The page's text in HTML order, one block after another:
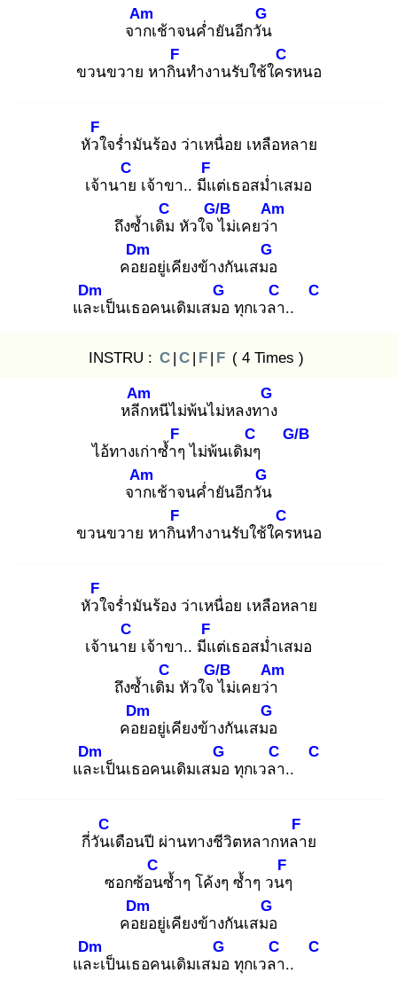
จาก
Am
เช้าจนค่ำยันอีกวัน
G
ขวนขวาย หากิน
F
ทำงานรับใช้ใคร
C
หนอ
หัวใ
F
จร่ำมันร้อง ว่าเหนื่อย เหลือหลาย
เจ้านาย
C
เจ้าขา.. มีแ
F
ต่เธอสม่ำเสมอ
ถึงซ้ำเดิม
C
หัวใจ ไ
G/B
ม่เคยว่า
Am
คอย
Dm
อยู่เคียงข้างกันเสมอ
G
และ
Dm
เป็นเธอคนเดิมเสมอ
G
ทุกเวลา
C
..
C
INSTRU : C | C | F | F ( 4 Times )
หลีก
Am
หนีไม่พ้นไม่หลงทาง
G
ไอ้ทางเก่าซ้ำๆ
F
ไม่พ้นเดิมๆ
C G/B
จาก
Am
เช้าจนค่ำยันอีกวัน
G
ขวนขวาย หากิน
F
ทำงานรับใช้ใคร
C
หนอ
หัวใ
F
จร่ำมันร้อง ว่าเหนื่อย เหลือหลาย
เจ้านาย
C
เจ้าขา.. มีแ
F
ต่เธอสม่ำเสมอ
ถึงซ้ำเดิม
C
หัวใจ ไ
G/B
ม่เคยว่า
Am
คอย
Dm
อยู่เคียงข้างกันเสมอ
G
และ
Dm
เป็นเธอคนเดิมเสมอ
G
ทุกเวลา
C
..
C
กี่วันเ
C
ดือนปี ผ่านทางชีวิตหลากหลา
F
ย
ซอกซ้อน
C
ซ้ำๆ โค้งๆ ซ้ำๆ วนๆ
F
คอย
Dm
อยู่เคียงข้างกันเสมอ
G
และ
Dm
เป็นเธอคนเดิมเสมอ
G
ทุกเวลา
C
..
C